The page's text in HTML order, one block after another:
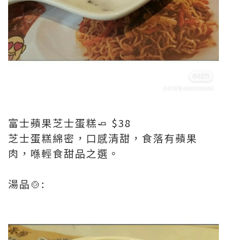
富士蘋果芝士蛋糕🧈 $38
芝士蛋糕綿密，口感清甜，食落有蘋果
肉，喺輕食甜品之選。
湯品🍲: